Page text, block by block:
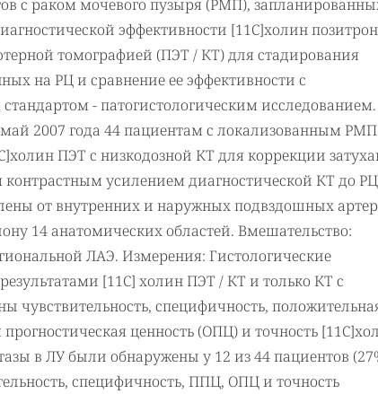
с раком мочевого пузыря (РМП),
эффективности [11C]холин
томографией (ПЭТ / КТ) для стадирования
на РЦ и сравнение ее эффективности с
- патогистологическим исследованием.
2007 года 44 пациентам с локализованным РМП
ПЭТ с низкодозной КТ для коррекции
усилением диагностической КТ до
от внутренних и наружных подвздошных
14 анатомических областей. Вмешательство:
ЛАЭ. Измерения: Гистологические
[11C] холин ПЭТ / КТ и только КТ с
чувствительность, специфичность,
ценность (ОПЦ) и точность
в ЛУ были обнаружены у 12 из 44 пациентов
специфичность, ППЦ, ОПЦ и точность